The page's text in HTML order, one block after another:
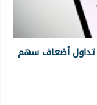
أضعاف سهم